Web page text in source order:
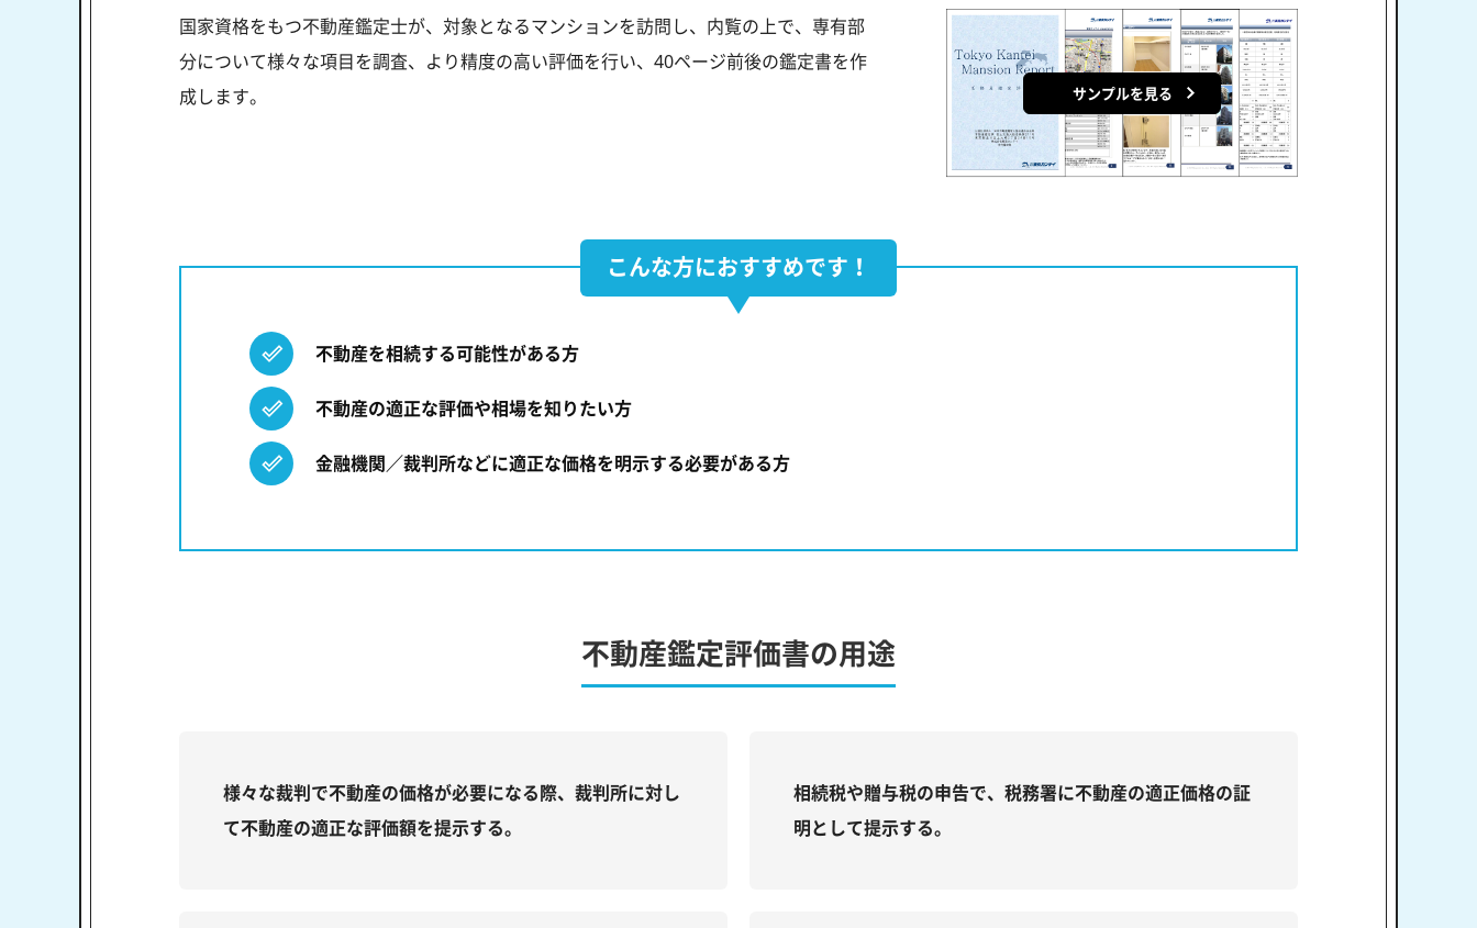
国家資格をもつ不動産鑑定士が、対象となるマンションを訪問し、内覧の上で、専有部
分について様々な項目を調査、より精度の高い評価を行い、40ページ前後の鑑定書を作
成します。
サンプルを見る
こんな方におすすめです！
不動産を相続する可能性がある方
不動産の適正な評価や相場を知りたい方
金融機関／裁判所などに適正な価格を明示する必要がある方
不動産鑑定評価書の用途
様々な裁判で不動産の価格が必要になる際、裁判所に対し
て不動産の適正な評価額を提示する。
相続税や贈与税の申告で、税務署に不動産の適正価格の証
明として提示する。